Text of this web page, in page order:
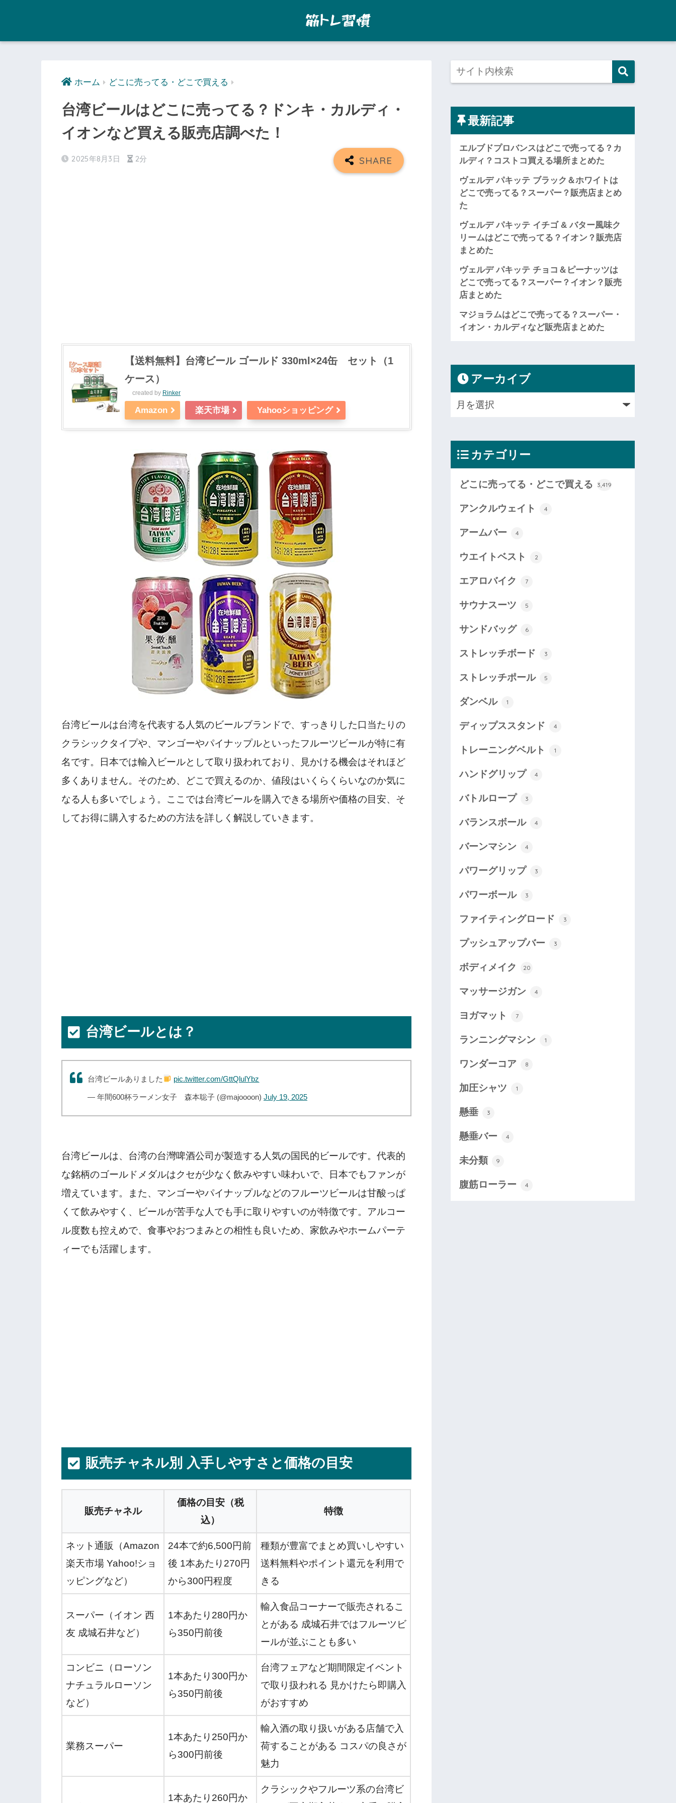
ホーム どこに売ってる・どこで買える
台湾ビールはどこに売ってる？ドンキ・カルディ・
イオンなど買える販売店調べた！
2025年8月3日 2分
【送料無料】台湾ビール ゴールド 330ml×24缶 セット（1
ケース）
created by Rinker
Amazon 楽天市場 Yahooショッピング
台湾ビールは台湾を代表する人気のビールブランドで、すっきりした口当たりの
クラシックタイプや、マンゴーやパイナップルといったフルーツビールが特に有
名です。日本では輸入ビールとして取り扱われており、見かける機会はそれほど
多くありません。そのため、どこで買えるのか、値段はいくらくらいなのか気に
なる人も多いでしょう。ここでは台湾ビールを購入できる場所や価格の目安、そ
してお得に購入するための方法を詳しく解説していきます。
台湾ビールとは？
台湾ビールありました pic.twitter.com/GttQlulYbz
— 年間600杯ラーメン女子 森本聡子 (@majoooon) July 19, 2025
台湾ビールは、台湾の台灣啤酒公司が製造する人気の国民的ビールです。代表的
な銘柄のゴールドメダルはクセが少なく飲みやすい味わいで、日本でもファンが
増えています。また、マンゴーやパイナップルなどのフルーツビールは甘酸っぱ
くて飲みやすく、ビールが苦手な人でも手に取りやすいのが特徴です。アルコー
ル度数も控えめで、食事やおつまみとの相性も良いため、家飲みやホームパーテ
ィーでも活躍します。
販売チャネル別 入手しやすさと価格の目安
販売チャネル
価格の目安（税
込）
特徴
ネット通販（Amazon
楽天市場 Yahoo!ショ
ッピングなど）
24本で約6,500円前
後 1本あたり270円
から300円程度
種類が豊富でまとめ買いしやすい
送料無料やポイント還元を利用で
きる
スーパー（イオン 西
友 成城石井など）
1本あたり280円か
ら350円前後
輸入食品コーナーで販売されるこ
とがある 成城石井ではフルーツビ
ールが並ぶことも多い
コンビニ（ローソン
ナチュラルローソン
など）
1本あたり300円か
ら350円前後
台湾フェアなど期間限定イベント
で取り扱われる 見かけたら即購入
がおすすめ
業務スーパー
1本あたり250円か
ら300円前後
輸入酒の取り扱いがある店舗で入
荷することがある コスパの良さが
魅力
1本あたり260円か
クラシックやフルーツ系の台湾ビ
最新記事
エルブドプロバンスはどこで売ってる？カ
ルディ？コストコ買える場所まとめた
ヴェルデ パキッテ ブラック＆ホワイトは
どこで売ってる？スーパー？販売店まとめ
た
ヴェルデ パキッテ イチゴ & バター風味ク
リームはどこで売ってる？イオン？販売店
まとめた
ヴェルデ パキッテ チョコ＆ピーナッツは
どこで売ってる？スーパー？イオン？販売
店まとめた
マジョラムはどこで売ってる？スーパー・
イオン・カルディなど販売店まとめた
アーカイブ
カテゴリー
どこに売ってる・どこで買える 3,419
アンクルウェイト 4
アームバー 4
ウエイトベスト 2
エアロバイク 7
サウナスーツ 5
サンドバッグ 6
ストレッチボード 3
ストレッチポール 5
ダンベル 1
ディップススタンド 4
トレーニングベルト 1
ハンドグリップ 4
バトルロープ 3
バランスボール 4
バーンマシン 4
パワーグリップ 3
パワーボール 3
ファイティングロード 3
プッシュアップバー 3
ボディメイク 20
マッサージガン 4
ヨガマット 7
ランニングマシン 1
ワンダーコア 8
加圧シャツ 1
懸垂 3
懸垂バー 4
未分類 9
腹筋ローラー 4